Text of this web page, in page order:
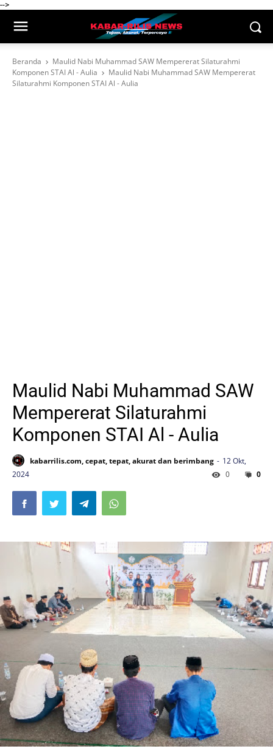
-->
Beranda
Maulid Nabi Muhammad SAW Mempererat Silaturahmi
Komponen STAI Al - Aulia
Maulid Nabi Muhammad SAW Mempererat
Silaturahmi Komponen STAI Al - Aulia
Maulid Nabi Muhammad SAW
Mempererat Silaturahmi
Komponen STAI Al - Aulia
kabarrilis.com, cepat, tepat, akurat dan berimbang
12 Okt,
2024
0
0